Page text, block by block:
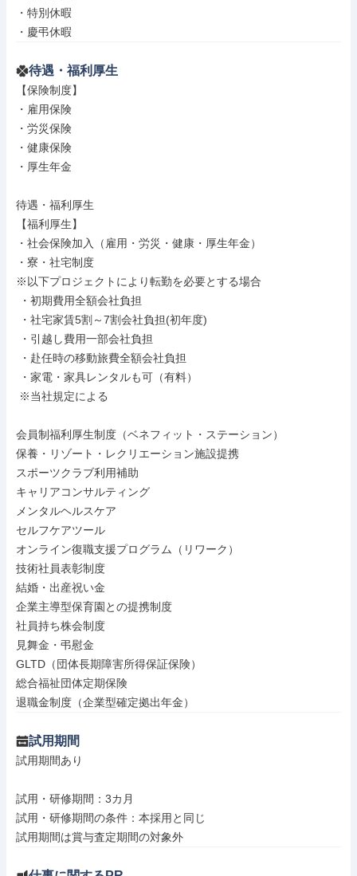
・特別休暇
・慶弔休暇
待遇・福利厚生
【保険制度】
・雇用保険
・労災保険
・健康保険
・厚生年金
待遇・福利厚生
【福利厚生】
・社会保険加入（雇用・労災・健康・厚生年金）
・寮・社宅制度
※以下プロジェクトにより転勤を必要とする場合
会員制福利厚生制度（ベネフィット・ステーション）
保養・リゾート・レクリエーション施設提携
スポーツクラブ利用補助
キャリアコンサルティング
メンタルヘルスケア
セルフケアツール
オンライン復職支援プログラム（リワーク）
技術社員表彰制度
結婚・出産祝い金
企業主導型保育園との提携制度
社員持ち株会制度
見舞金・弔慰金
GLTD（団体長期障害所得保証保険）
総合福祉団体定期保険
退職金制度（企業型確定拠出年金）
試用期間
試用期間あり
試用・研修期間：3カ月
試用・研修期間の条件：本採用と同じ